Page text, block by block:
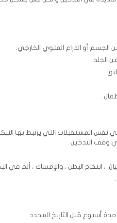
أو الذراع العلوي الخارجي.
.
.
نفس المستقبلات التي يرتبط بها
وقف التدخين .
، انتفاخ البطن ، والإمساك ، ألم في
أسبوع قبل التاريخ المحدد.